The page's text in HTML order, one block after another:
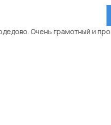
Очень грамотный и